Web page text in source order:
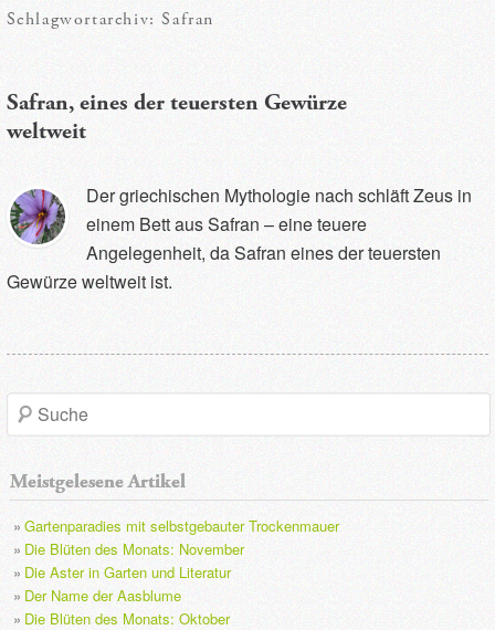
Schlagwortarchiv:Safran
Safran, eines der teuersten Gewürze
weltweit
Der griechischen Mythologie nach schläft Zeus in
einem Bett aus Safran – eine teuere
Angelegenheit, da Safran eines der teuersten
Gewürze weltweit ist.
S
c
h
e
Meistgelesene Artikel
Gartenparadies mit selbstgebauter Trockenmauer
Die Blüten des Monats: November
Die Aster in Garten und Literatur
Der Name der Aasblume
Die Blüten des Monats: Oktober